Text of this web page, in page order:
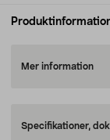
Mer information
Specifikationer,